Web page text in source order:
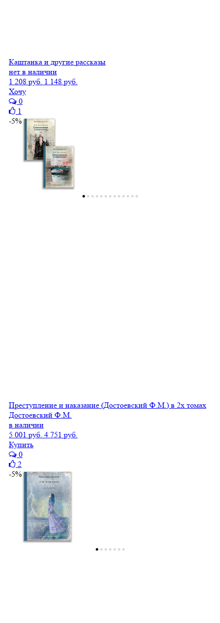
Каштанка и другие рассказы
нет в наличии
1 208 руб. 1 148 руб.
Хочу
0
1
-5%
Преступление и наказание (Достоевский Ф.М.) в 2х томах
Достоевский Ф.М.
в наличии
5 001 руб. 4 751 руб.
Купить
0
2
-5%